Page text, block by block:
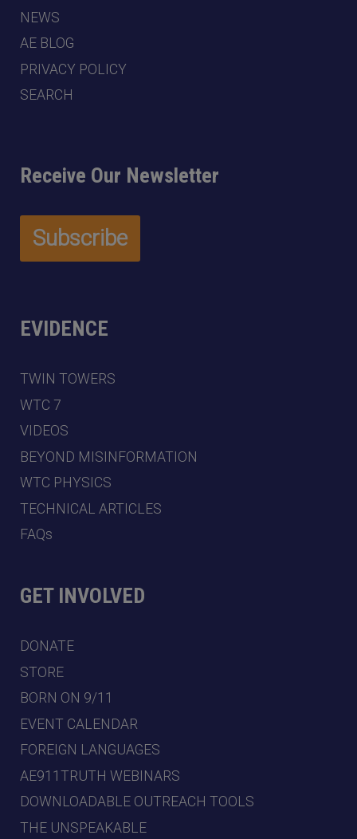
NEWS
AE BLOG
PRIVACY POLICY
SEARCH
Receive Our Newsletter
EVIDENCE
TWIN TOWERS
WTC 7
VIDEOS
BEYOND MISINFORMATION
WTC PHYSICS
TECHNICAL ARTICLES
FAQs
GET INVOLVED
DONATE
STORE
BORN ON 9/11
EVENT CALENDAR
FOREIGN LANGUAGES
AE911TRUTH WEBINARS
DOWNLOADABLE OUTREACH TOOLS
THE UNSPEAKABLE